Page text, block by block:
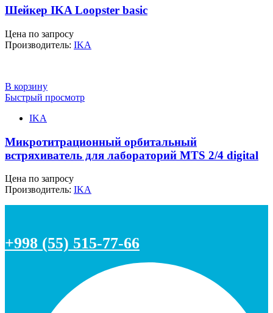
Шейкер IKA Loopster basic
Цена по запросу
Производитель: IKA
В корзину
Быстрый просмотр
IKA
Микротитрационный орбитальный
встряхиватель для лабораторий MTS 2/4 digital
Цена по запросу
Производитель: IKA
+998 (55) 515-77-66